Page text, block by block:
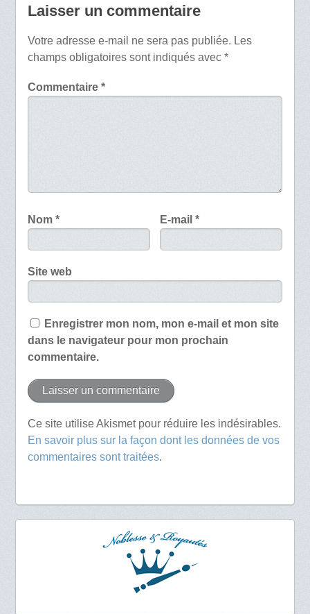
Laisser un commentaire
Votre adresse e-mail ne sera pas publiée. Les
champs obligatoires sont indiqués avec *
Commentaire *
Nom * E-mail*
Site web
Enregistrer mon nom, mon e-mail et mon site
dans le navigateur pour mon prochain
commentaire.
Ce site utilise Akismet pour réduire les indésirables.
En savoir plus sur la façon dont les données de vos
commentaires sont traitées.